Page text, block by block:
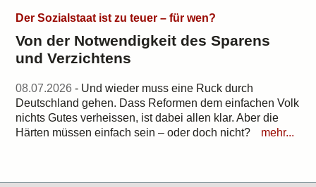
Der Sozialstaat ist zu teuer – für wen?
Von der Notwendigkeit des Sparens
und Verzichtens
08.07.2026 - Und wieder muss eine Ruck durch
Deutschland gehen. Dass Reformen dem einfachen Volk
nichts Gutes verheissen, ist dabei allen klar. Aber die
Härten müssen einfach sein – oder doch nicht?
mehr...